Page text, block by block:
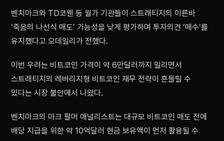
벤치마크와 TD코웬 등 월가 기관들이 스트래티지의 이른바
‘죽음의 나선식 매도’ 가능성을 낮게 평가하며 투자의견 ‘매수’를
유지했다고 오데일리가 전했다.
이번 우려는 비트코인 가격이 약 6만달러까지 밀리면서
스트래티지의 레버리지형 비트코인 재무 전략이 흔들릴 수
있다는 시장 불안에서 나왔다.
벤치마크의 마크 팔머 애널리스트는 대규모 비트코인 매도 전에
배당 지급을 위한 약 10억달러 현금 보유액이 먼저 활용될 수